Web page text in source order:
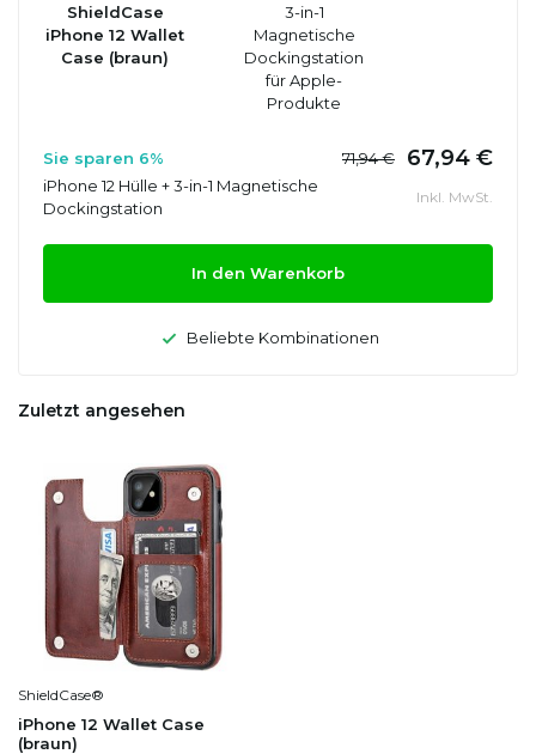
ShieldCase
iPhone 12 Wallet
Case (braun)
3-in-1
Magnetische
Dockingstation
für Apple-
Produkte
Sie sparen 6% 71,94 € 67,94 €
iPhone 12 Hülle + 3-in-1 Magnetische
Dockingstation
Inkl. MwSt.
In den Warenkorb
Beliebte Kombinationen
Zuletzt angesehen
ShieldCase®
iPhone 12 Wallet Case
(braun)